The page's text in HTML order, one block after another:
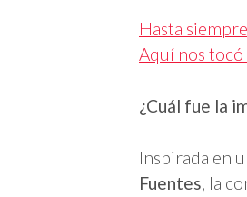
Hasta
Aquí nos
¿Cuál fue la
Inspirada en
Fuentes, la